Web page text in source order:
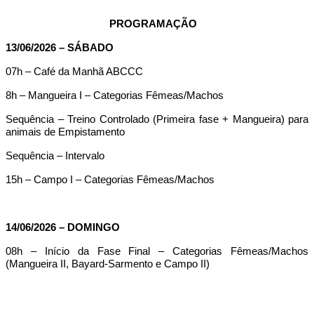
PROGRAMAÇÃO
13/06/2026 – SÁBADO
07h – Café da Manhã ABCCC
8h – Mangueira I – Categorias Fêmeas/Machos
Sequência – Treino Controlado (Primeira fase + Mangueira) para
animais de Empistamento
Sequência – Intervalo
15h – Campo I – Categorias Fêmeas/Machos
14/06/2026 – DOMINGO
08h – Início da Fase Final – Categorias Fêmeas/Machos
(Mangueira II, Bayard-Sarmento e Campo II)